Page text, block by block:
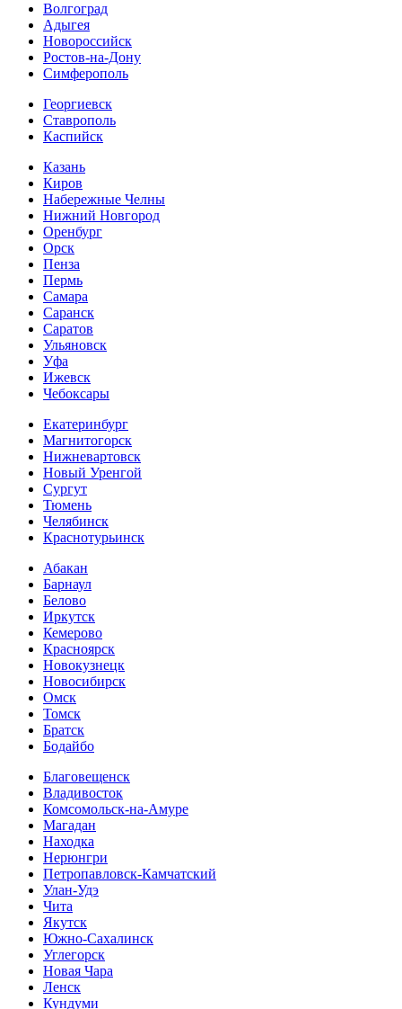
Волгоград
Адыгея
Новороссийск
Ростов-на-Дону
Симферополь
Георгиевск
Ставрополь
Каспийск
Казань
Киров
Набережные Челны
Нижний Новгород
Оренбург
Орск
Пенза
Пермь
Самара
Саранск
Саратов
Ульяновск
Уфа
Ижевск
Чебоксары
Екатеринбург
Магнитогорск
Нижневартовск
Новый Уренгой
Сургут
Тюмень
Челябинск
Краснотурьинск
Абакан
Барнаул
Белово
Иркутск
Кемерово
Красноярск
Новокузнецк
Новосибирск
Омск
Томск
Братск
Бодайбо
Благовещенск
Владивосток
Комсомольск-на-Амуре
Магадан
Находка
Нерюнгри
Петропавловск-Камчатский
Улан-Удэ
Чита
Якутск
Южно-Сахалинск
Углегорск
Новая Чара
Ленск
Кундуми